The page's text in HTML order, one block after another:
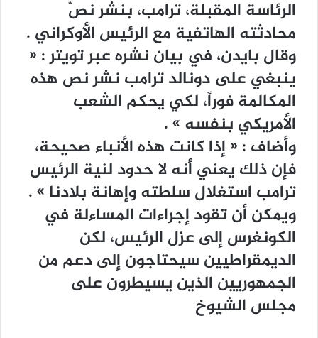
ﺍﻟﺮﺋﺎﺳﺔ ﺍﻟﻤﻘﺒﻠﺔ، ﺗﺮﺍﻣﺐ، ﺑﻨﺸﺮ ﻧﺺّ
ﻣﺤﺎﺩﺛﺘﻪ ﺍﻟﻬﺎﺗﻔﻴﺔ ﻣﻊ ﺍﻟﺮﺋﻴﺲ ﺍﻷﻭﻛﺮﺍﻧﻲ .
ﻭﻗﺎﻝ ﺑﺎﻳﺪﻥ، ﻓﻲ ﺑﻴﺎﻥ ﻧﺸﺮﻩ ﻋﺒﺮ ﺗﻮﻳﺘﺮ : ‏«
ﻳﻨﺒﻐﻲ ﻋﻠﻰ ﺩﻭﻧﺎﻟﺪ ﺗﺮﺍﻣﺐ ﻧﺸﺮ ﻧﺺ ﻫﺬﻩ
ﺍﻟﻤﻜﺎﻟﻤﺔ ﻓﻮﺭﺍً، ﻟﻜﻲ ﻳﺤﻜﻢ ﺍﻟﺸﻌﺐ
ﺍﻷﻣﺮﻳﻜﻲ ﺑﻨﻔﺴﻪ ‏» .
ﻭﺃﺿﺎﻑ : ‏« ﺇﺫﺍ ﻛﺎﻧﺖ ﻫﺬﻩ ﺍﻷﻧﺒﺎﺀ ﺻﺤﻴﺤﺔ،
ﻓﺈﻥ ﺫﻟﻚ ﻳﻌﻨﻲ ﺃﻧﻪ ﻻ ﺣﺪﻭﺩ ﻟﻨﻴﺔ ﺍﻟﺮﺋﻴﺲ
ﺗﺮﺍﻣﺐ ﺍﺳﺘﻐﻼﻝ ﺳﻠﻄﺘﻪ ﻭﺇﻫﺎﻧﺔ ﺑﻼﺩﻧﺎ ‏» .
ﻭﻳﻤﻜﻦ ﺃﻥ ﺗﻘﻮﺩ ﺇﺟﺮﺍﺀﺍﺕ ﺍﻟﻤﺴﺎﺀﻟﺔ ﻓﻲ
ﺍﻟﻜﻮﻧﻐﺮﺱ ﺇﻟﻰ ﻋﺰﻝ ﺍﻟﺮﺋﻴﺲ، ﻟﻜﻦ
ﺍﻟﺪﻳﻤﻘﺮﺍﻃﻴﻴﻦ ﺳﻴﺤﺘﺎﺟﻮﻥ ﺇﻟﻰ ﺩﻋﻢ ﻣﻦ
ﺍﻟﺠﻤﻬﻮﺭﻳﻴﻦ ﺍﻟﺬﻳﻦ ﻳﺴﻴﻄﺮﻭﻥ ﻋﻠﻰ
ﻣﺠﻠﺲ ﺍﻟﺸﻴﻮﺥ